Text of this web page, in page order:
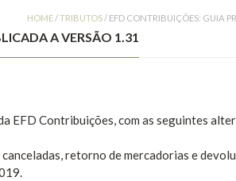
HOME/TRIBUTOS/ EFD CONTRIBUIÇÕES: GUIA
A VERSÃO 1.31
EFD Contribuições, com as seguintes
retorno de mercadorias e